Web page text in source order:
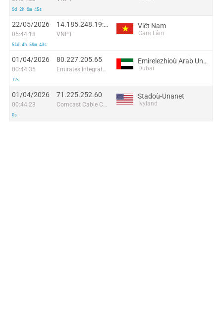
9d 2h 9m 45s
22/05/2026
05:44:18
51d 4h 59m 43s
14.185.248.19:55701
VNPT
Viêt Nam
Cam Lâm
01/04/2026
00:44:35
12s
80.227.205.65
Emirates Integrated Telecommunications Company PJSC
Emirelezhioù Arab Unanet
Dubai
01/04/2026
00:44:23
0s
71.225.252.60
Comcast Cable Communications, LLC
Stadoù-Unanet
Ivyland